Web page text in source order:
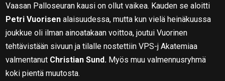
Vaasan Palloseuran kausi on ollut vaikea. Kauden se aloitti
Petri Vuorisen alaisuudessa, mutta kun vielä heinäkuussa
joukkue oli ilman ainoatakaan voittoa, joutui Vuorinen
tehtävistään sivuun ja tilalle nostettiin VPS-j Akatemiaa
valmentanut Christian Sund. Myös muu valmennusryhmä
koki pientä muutosta.